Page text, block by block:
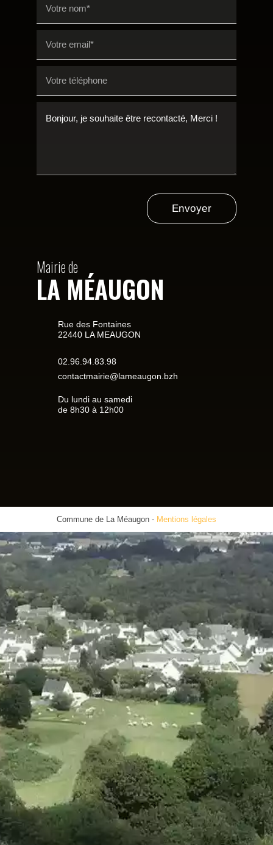
Envoyer
Mairie de
LA MÉAUGON
Rue des Fontaines
22440 LA MEAUGON
02.96.94.83.98
contactmairie@lameaugon.bzh
Du lundi au samedi
de 8h30 à 12h00
Commune de La Méaugon - Mentions légales